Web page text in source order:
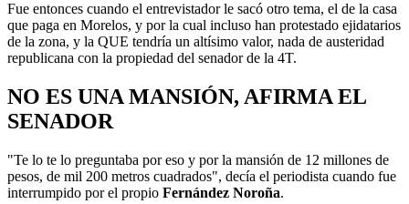
Fue entonces cuando el entrevistador le sacó otro tema, el de la casa
que paga en Morelos, y por la cual incluso han protestado ejidatarios
de la zona, y la QUE tendría un altísimo valor, nada de austeridad
republicana con la propiedad del senador de la 4T.
NO ES UNA MANSIÓN, AFIRMA EL
SENADOR
"Te lo te lo preguntaba por eso y por la mansión de 12 millones de
pesos, de mil 200 metros cuadrados", decía el periodista cuando fue
interrumpido por el propio Fernández Noroña.